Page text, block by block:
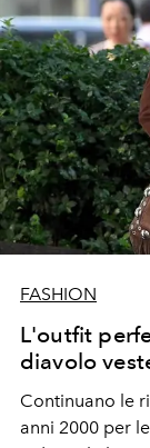
FASHION
L'outfit
diavolo
Continuano le
anni 2000 per